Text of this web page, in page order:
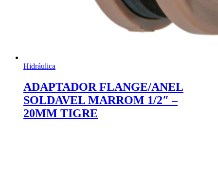
Hidráulica
ADAPTADOR FLANGE/ANEL
SOLDAVEL MARROM 1/2″ –
20MM TIGRE